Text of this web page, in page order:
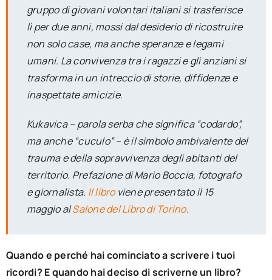
gruppo di giovani volontari italiani si trasferisce
lì per due anni, mossi dal desiderio di ricostruire
non solo case, ma anche speranze e legami
umani. La convivenza tra i ragazzi e gli anziani si
trasforma in un intreccio di storie, diffidenze e
inaspettate amicizie.
Kukavica – parola serba che significa “codardo”,
ma anche “cuculo” – è il simbolo ambivalente del
trauma e della sopravvivenza degli abitanti del
territorio. Prefazione di Mario Boccia, fotografo
e giornalista. Il libroviene presentato il 15
maggio alSalone del Libro di Torino.
Quando e perché hai cominciato a scrivere i tuoi
ricordi? E quando hai deciso di scriverne un libro?